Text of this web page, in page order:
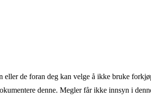
de foran deg kan velge å ikke bruke
denne. Megler får ikke innsyn i